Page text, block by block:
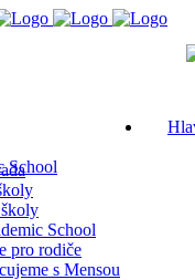
School
School
pro rodiče
s Mensou